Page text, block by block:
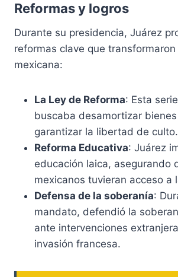
Reformas y logros
Durante su presidencia, Juárez
reformas clave que
mexicana:
La Ley de Reforma: Esta
buscaba desamortizar
garantizar la libertad de culto.
Reforma Educativa: Juárez
educación laica, asegurando
mexicanos tuvieran acceso a
Defensa de la soberanía:
mandato, defendió la
ante intervenciones
invasión francesa.